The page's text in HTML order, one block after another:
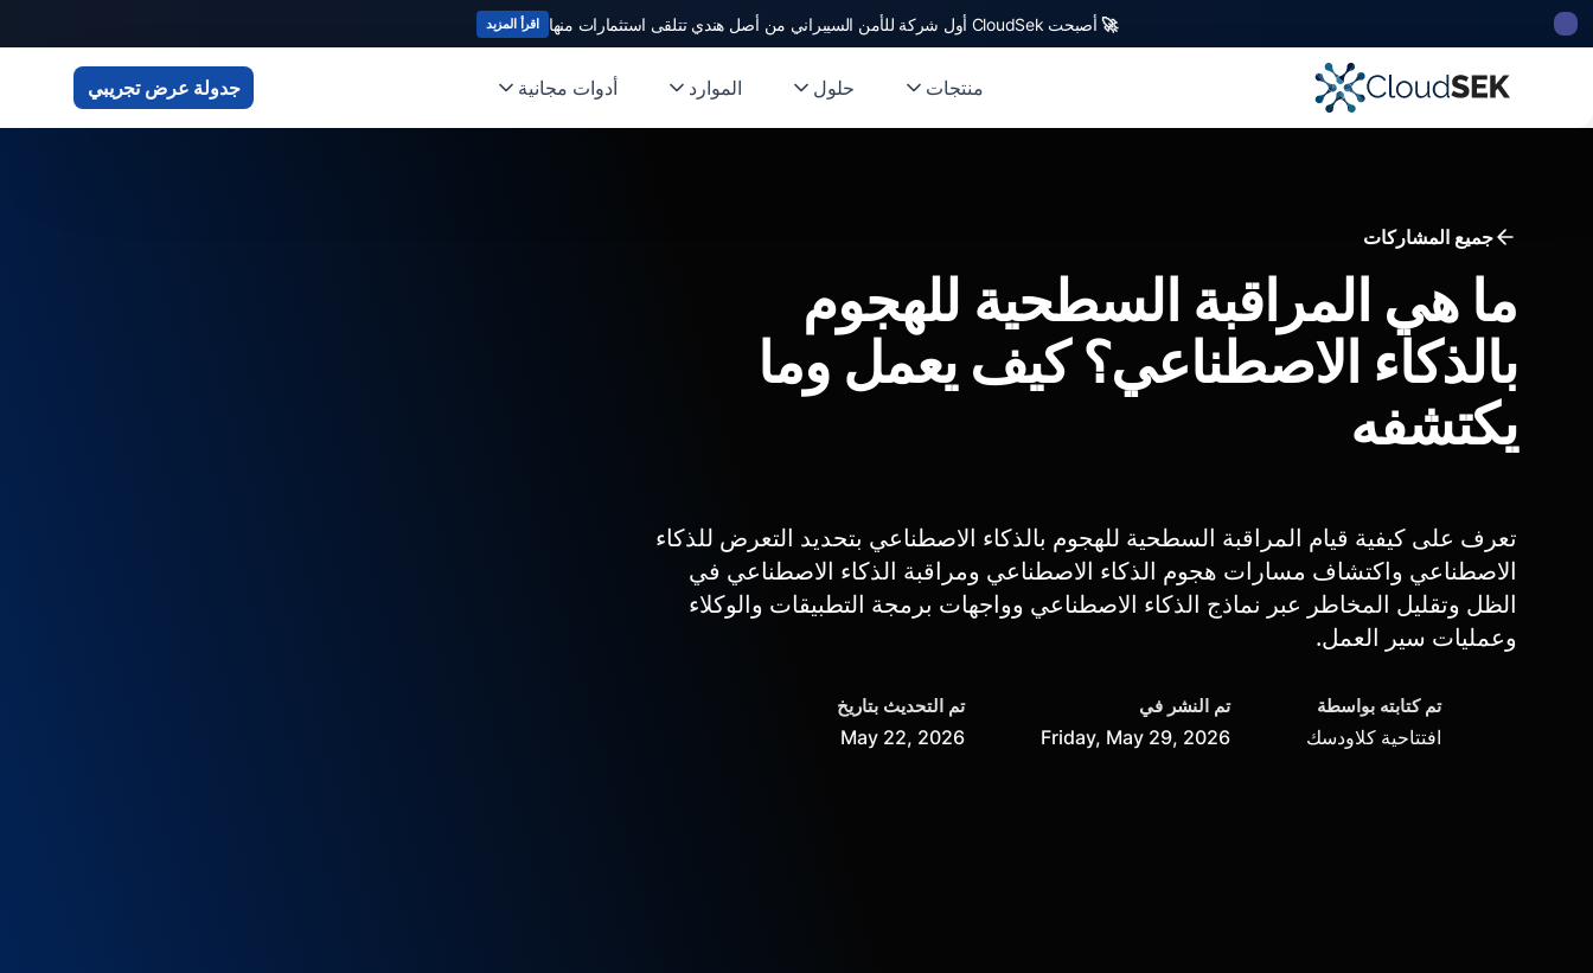
🚀 أصبحت CloudSek أول شركة للأمن السيبراني من أصل هندي تتلقى استثمارات منها اقرأ المزيد
منتجات حلول الموارد أدوات مجانية جدولة عرض تجريبي
جميع المشاركات
ما هي المراقبة السطحية للهجوم
بالذكاء الاصطناعي؟ كيف يعمل وما
يكتشفه
تعرف على كيفية قيام المراقبة السطحية للهجوم بالذكاء الاصطناعي بتحديد التعرض للذكاء
الاصطناعي واكتشاف مسارات هجوم الذكاء الاصطناعي ومراقبة الذكاء الاصطناعي في
الظل وتقليل المخاطر عبر نماذج الذكاء الاصطناعي وواجهات برمجة التطبيقات والوكلاء
وعمليات سير العمل.
تم كتابته بواسطة
افتتاحية كلاودسك
تم النشر في
Friday, May 29, 2026
تم التحديث بتاريخ
May 22, 2026